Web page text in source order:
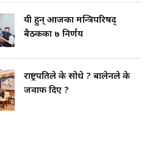
यी हुन् आजका मन्त्रिपरिषद्
बैठकका ७ निर्णय
राष्ट्रपतिले के सोधे ? बालेनले के
जवाफ दिए ?